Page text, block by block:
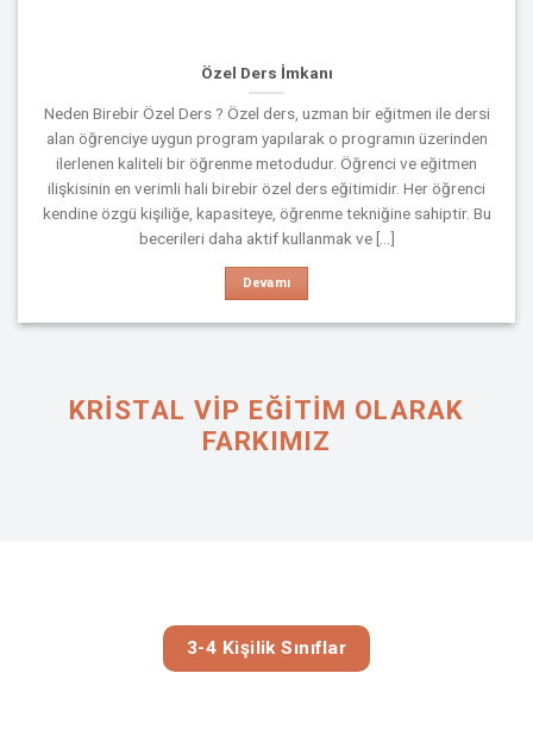
Özel Ders İmkanı
Neden Birebir Özel Ders ? Özel ders, uzman bir eğitmen ile dersi
alan öğrenciye uygun program yapılarak o programın üzerinden
ilerlenen kaliteli bir öğrenme metodudur. Öğrenci ve eğitmen
ilişkisinin en verimli hali birebir özel ders eğitimidir. Her öğrenci
kendine özgü kişiliğe, kapasiteye, öğrenme tekniğine sahiptir. Bu
becerileri daha aktif kullanmak ve [...]
Devamı
KRISTAL VIP EĞİTİM OLARAK
FARKIMIZ
3-4 Kişilik Sınıflar